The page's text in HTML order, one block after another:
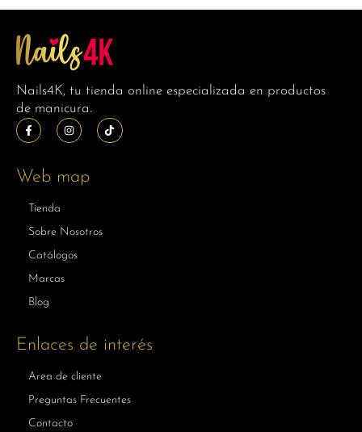
Nails4K, tu tienda online especializada en productos
de manicura.
Web map
Tienda
Sobre Nosotros
Catálogos
Marcas
Blog
Enlaces de interés
Area de cliente
Preguntas Frecuentes
Contacto